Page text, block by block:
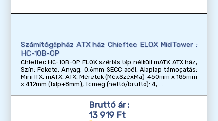
Számítógépház ATX ház Chieftec ELOX MidTower :
HC-10B-OP
Chieftec HC-10B-OP ELOX szériás táp nélküli mATX ATX ház,
Szín: Fekete, Anyag: 0,6mm SECC acél, Alaplap támogatás:
Mini ITX, mATX, ATX, Méretek (MéxSzéxMa): 450mm x 185mm
x 412mm (talp+8mm), Tömeg (nettó/bruttó): 4,
Bruttó ár :
13 919 Ft